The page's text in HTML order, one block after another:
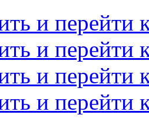
и перейти
и перейти
и перейти
и перейти